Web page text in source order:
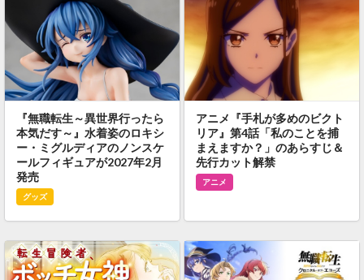
『無職転生～異世界行ったら
本気だす～』水着姿のロキシ
ー・ミグルディアのノンスケ
ールフィギュアが2027年2月
発売
グッズ
アニメ『手札が多めのビクト
リア』第4話「私のことを捕
まえますか？」のあらすじ＆
先行カット解禁
アニメ